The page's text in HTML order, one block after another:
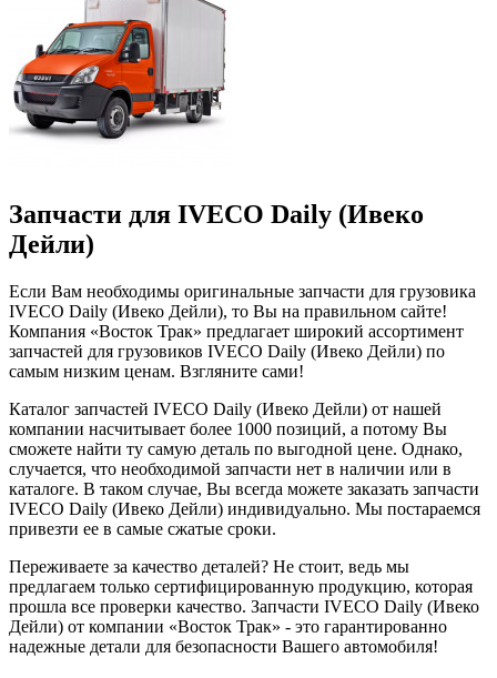
Запчасти для IVECO Daily (Ивеко
Дейли)
Если Вам необходимы оригинальные запчасти для грузовика
IVECO Daily (Ивеко Дейли), то Вы на правильном сайте!
Компания «Восток Трак» предлагает широкий ассортимент
запчастей для грузовиков IVECO Daily (Ивеко Дейли) по
самым низким ценам. Взгляните сами!
Каталог запчастей IVECO Daily (Ивеко Дейли) от нашей
компании насчитывает более 1000 позиций, а потому Вы
сможете найти ту самую деталь по выгодной цене. Однако,
случается, что необходимой запчасти нет в наличии или в
каталоге. В таком случае, Вы всегда можете заказать запчасти
IVECO Daily (Ивеко Дейли) индивидуально. Мы постараемся
привезти ее в самые сжатые сроки.
Переживаете за качество деталей? Не стоит, ведь мы
предлагаем только сертифицированную продукцию, которая
прошла все проверки качество. Запчасти IVECO Daily (Ивеко
Дейли) от компании «Восток Трак» - это гарантированно
надежные детали для безопасности Вашего автомобиля!